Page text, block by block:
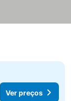
Ver preços